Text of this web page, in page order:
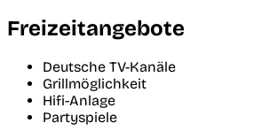
Freizeitangebote
Deutsche TV-Kanäle
Grillmöglichkeit
Hifi-Anlage
Partyspiele